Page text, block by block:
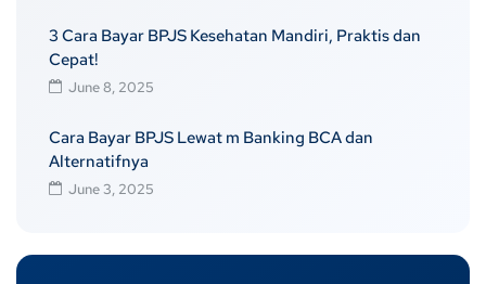
3 Cara Bayar BPJS Kesehatan Mandiri, Praktis dan
Cepat!
June 8, 2025
Cara Bayar BPJS Lewat m Banking BCA dan
Alternatifnya
June 3, 2025